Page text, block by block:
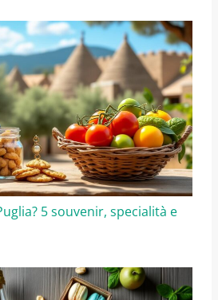
5 souvenir, specialità e